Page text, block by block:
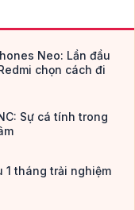
Neo: Lần đầu
chọn cách đi
Sự cá tính trong
1 tháng trải nghiệm